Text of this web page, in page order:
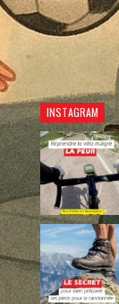
Découvrez
INSTAGRAM